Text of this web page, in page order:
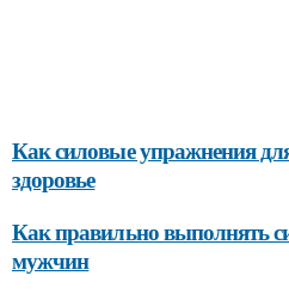
Как силовые упражнения
здоровье
Как правильно выполнять
мужчин